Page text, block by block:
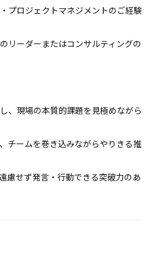
プロジェクトマネジメントのご経験
リーダーまたはコンサルティングの
、現場の本質的課題を見極めながら
チームを巻き込みながらやりきる推
慮せず発言・行動できる突破力のあ